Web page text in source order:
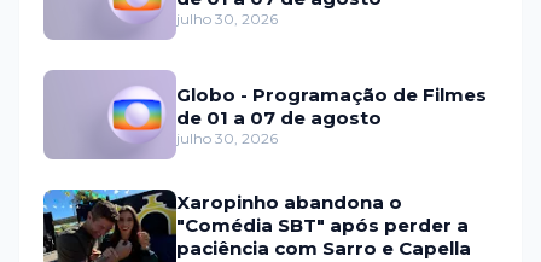
julho 30, 2026
Globo - Programação de Filmes
de 01 a 07 de agosto
julho 30, 2026
Xaropinho abandona o
"Comédia SBT" após perder a
paciência com Sarro e Capella